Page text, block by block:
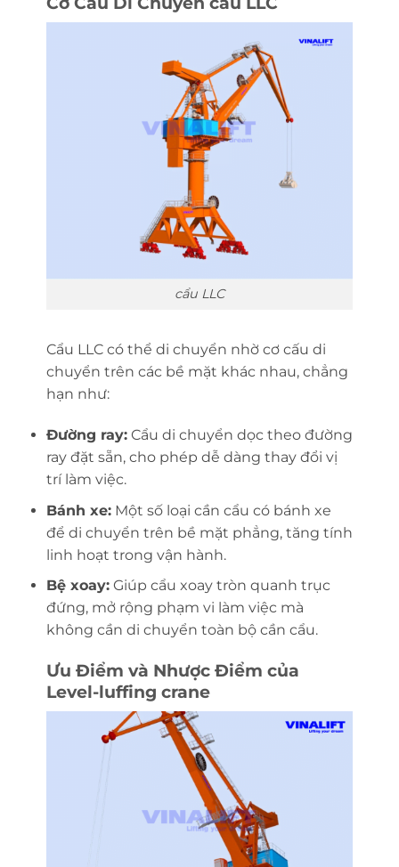
cẩu LLC
Cẩu LLC có thể di chuyển nhờ cơ cấu di
chuyển trên các bề mặt khác nhau, chẳng
hạn như:
Đường ray:Cẩu di chuyển dọc theo đường
ray đặt sẵn, cho phép dễ dàng thay đổi vị
trí làm việc.
Bánh xe:Một số loại cần cẩu có bánh xe
để di chuyển trên bề mặt phẳng, tăng tính
linh hoạt trong vận hành.
Bệ xoay:Giúp cẩu xoay tròn quanh trục
đứng, mở rộng phạm vi làm việc mà
không cần di chuyển toàn bộ cần cẩu.
Ưu Điểm và Nhược Điểm của
Level-luffing crane